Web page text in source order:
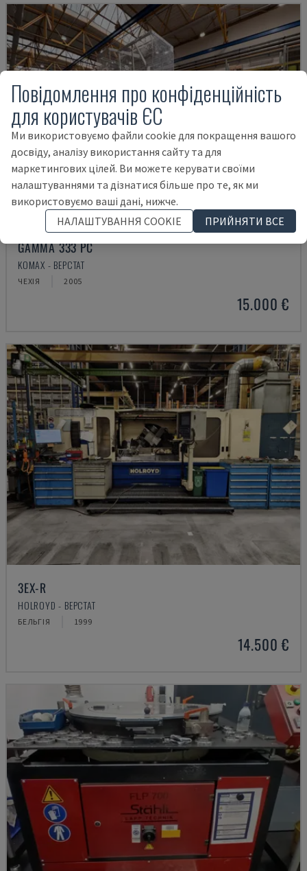
GAMMA 333 PC
KOMAX - ВЕРСТАТ
ЧЕХІЯ 2005
15.000 €
3EX-R
HOLROYD - ВЕРСТАТ
БЕЛЬГІЯ 1999
14.500 €
Повідомлення про конфіденційність
для користувачів ЄС
Ми використовуємо файли cookie для покращення вашого
досвіду, аналізу використання сайту та для
маркетингових цілей. Ви можете керувати своїми
налаштуваннями та дізнатися більше про те, як ми
використовуємо ваші дані, нижче.
НАЛАШТУВАННЯ COOKIE
ПРИЙНЯТИ ВСЕ